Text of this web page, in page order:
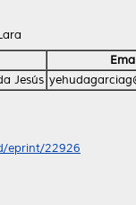
Jesús
eprint/22926